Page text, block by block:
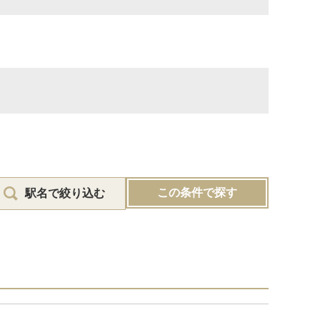
駅名で絞り込む この条件で探す